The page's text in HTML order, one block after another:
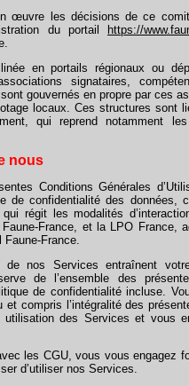
œuvre les décisions de ce
du portail
https://
en portails régionaux ou
signataires,
gouvernés en propre par ces
locaux. Ces structures sont
qui reprend notamment
nous
Conditions Générales
de confidentialité des données,
régit les modalités
France, et la LPO France,
France.
de nos Services entraînent
de l’ensemble des
de confidentialité incluse.
compris l’intégralité des
utilisation des Services et vous
les CGU, vous vous engagez
d’utiliser nos Services.